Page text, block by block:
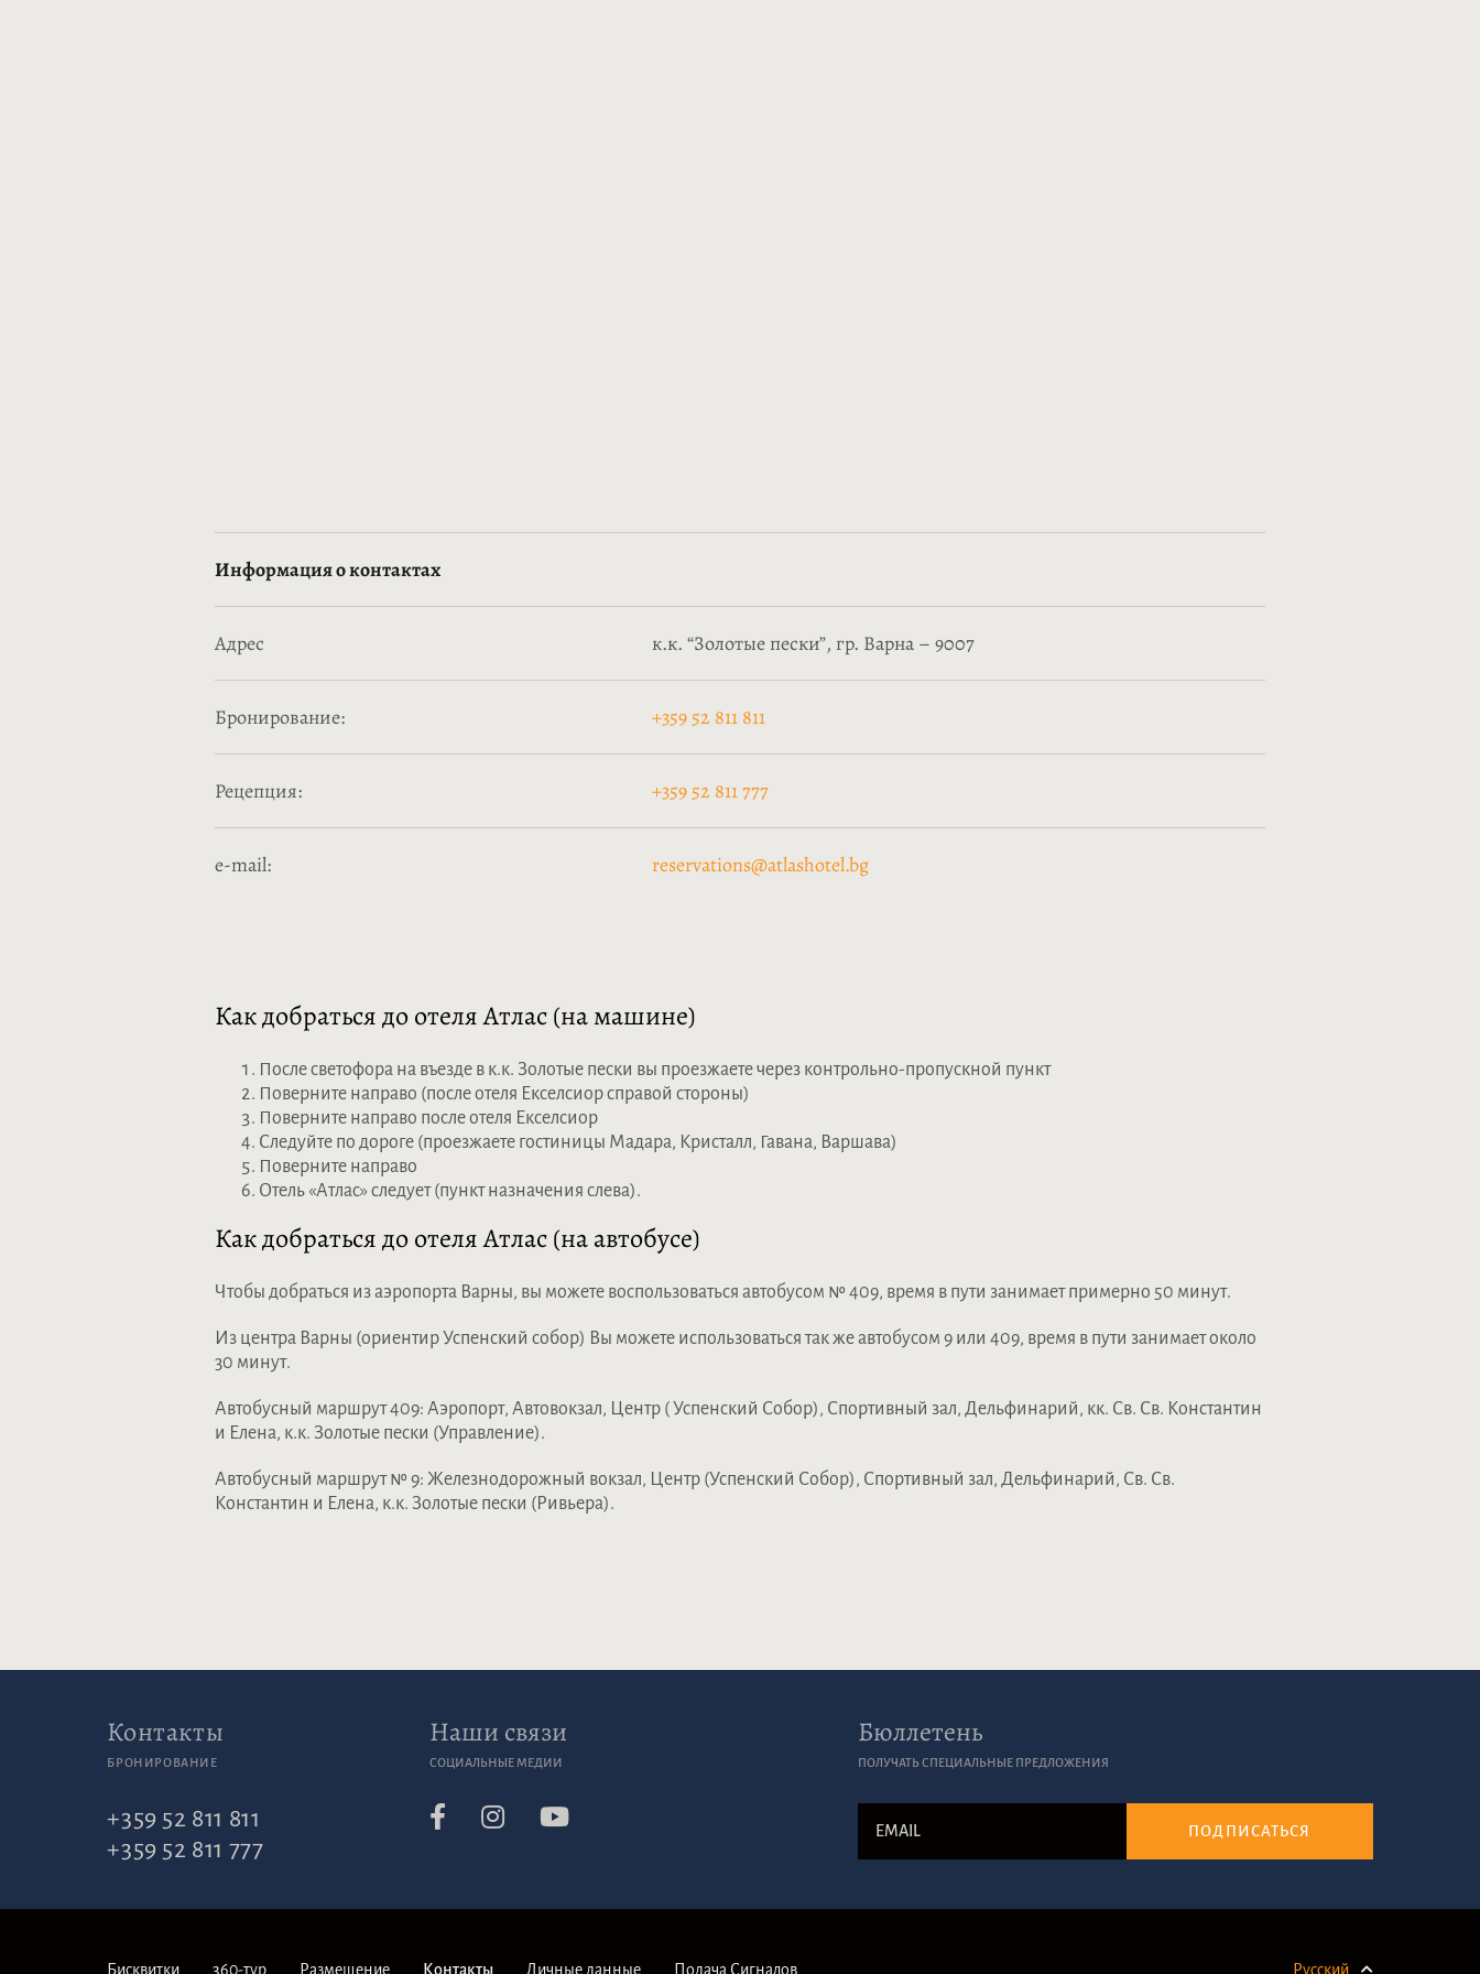
Информация о контактах
Адрес к.к. “Золотые пески”, гр. Варна – 9007
Бронирование: +359 52 811 811
Рецепция: +359 52 811 777
e-mail: reservations@atlashotel.bg
Как добраться до отеля Атлас (на машине)
После светофора на въезде в к.к. Золотые пески вы проезжаете через контрольно-пропускной пункт
Поверните направо (после отеля Екселсиор справой стороны)
Поверните направо после отеля Екселсиор
Следуйте по дороге (проезжаете гостиницы Мадара, Кристалл, Гавана, Варшава)
Поверните направо
Отель «Атлас» следует (пункт назначения слева).
Как добраться до отеля Атлас (на автобусе)
Чтобы добраться из аэропорта Варны, вы можете воспользоваться автобусом № 409, время в пути занимает примерно 50 минут.
Из центра Варны (ориентир Успенский собор) Вы можете использоваться так же автобусом 9 или 409, время в пути занимает около
30 минут.
Автобусный маршрут 409: Аэропорт, Автовокзал, Центр ( Успенский Собор), Спортивный зал, Дельфинарий, кк. Св. Св. Константин
и Елена, к.к. Золотые пески (Управление).
Автобусный маршрут № 9: Железнодорожный вокзал, Центр (Успенский Собор), Спортивный зал, Дельфинарий, Св. Св.
Константин и Елена, к.к. Золотые пески (Ривьера).
Контакты
БРОНИРОВАНИЕ
+359 52 811 811
+359 52 811 777
Наши связи
СОЦИАЛЬНЫЕ МЕДИИ
Бюллетень
ПОЛУЧАТЬ СПЕЦИАЛЬНЫЕ ПРЕДЛОЖЕНИЯ
ПОДПИСАТЬСЯ
Бисквитки 360-тур Размещение Контакты Личные данные Подача Сигналов Русский